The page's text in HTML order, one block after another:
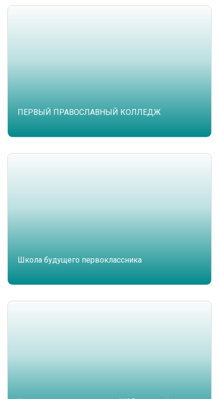
ПЕРВЫЙ ПРАВОСЛАВНЫЙ КОЛЛЕДЖ
Школа будущего первоклассника